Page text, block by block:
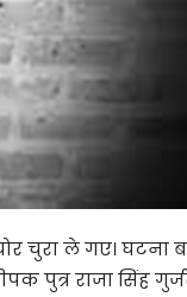
ले गए। घटना
पुत्र राजा सिंह